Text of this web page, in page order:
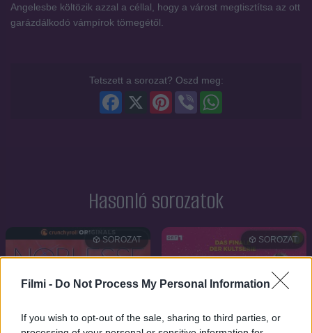
Filmi - Do Not Process My Personal Information
If you wish to opt-out of the sale, sharing to third parties, or
Angelesbe költözik azzal a céllal, hogy a várost megtisztítsa az ott
garázdálkodó vámpírok tömegétől.
Tetszett a sorozat? Oszd meg:
Viber
Pinterest
Facebook
Hasonló sorozatok
SOROZAT SOROZAT